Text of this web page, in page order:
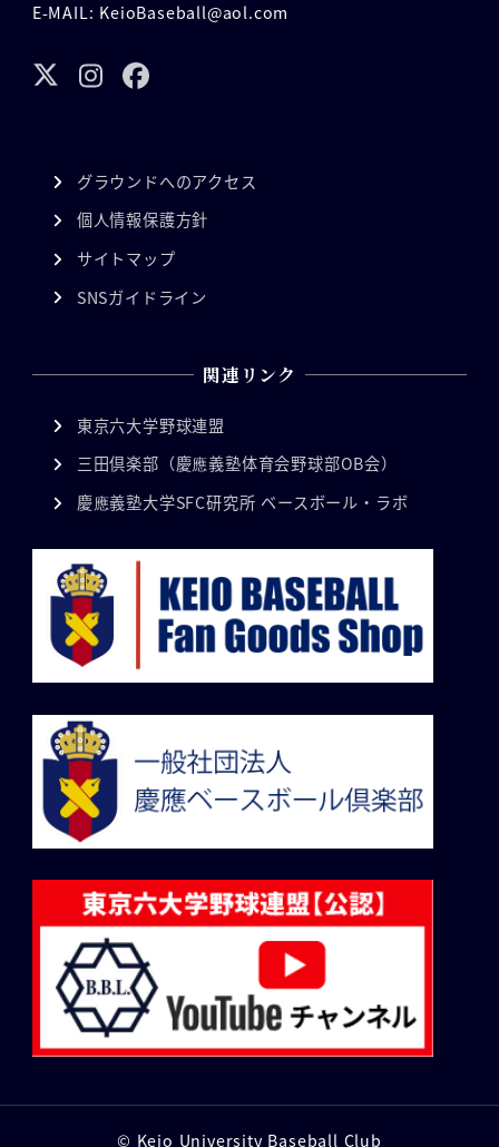
E-MAIL: KeioBaseball@aol.com
グラウンドへのアクセス
個人情報保護方針
サイトマップ
SNSガイドライン
関連リンク
東京六大学野球連盟
三田倶楽部（慶應義塾体育会野球部OB会）
慶應義塾大学SFC研究所 ベースボール・ラボ
© Keio University Baseball Club